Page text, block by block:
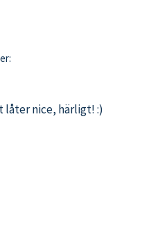
låter nice, härligt! :)